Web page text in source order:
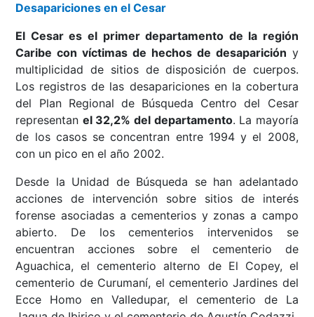
Desapariciones en el Cesar
El Cesar es el primer departamento de la región
Caribe con víctimas de hechos de desaparición y
multiplicidad de sitios de disposición de cuerpos.
Los registros de las desapariciones en la cobertura
del Plan Regional de Búsqueda Centro del Cesar
representan el 32,2% del departamento. La mayoría
de los casos se concentran entre 1994 y el 2008,
con un pico en el año 2002.
Desde la Unidad de Búsqueda se han adelantado
acciones de intervención sobre sitios de interés
forense asociadas a cementerios y zonas a campo
abierto. De los cementerios intervenidos se
encuentran acciones sobre el cementerio de
Aguachica, el cementerio alterno de El Copey, el
cementerio de Curumaní, el cementerio Jardines del
Ecce Homo en Valledupar, el cementerio de La